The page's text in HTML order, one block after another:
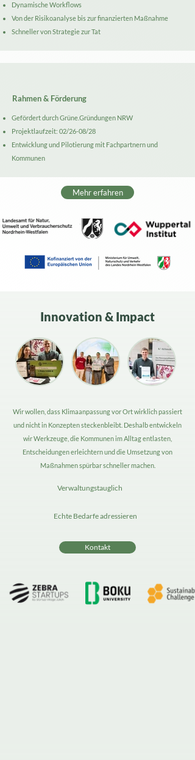
Dynamische Workflows
Von der Risikoanalyse bis zur finanzierten Maßnahme
Schneller von Strategie zur Tat
Rahmen & Förderung
​Gefördert durch Grüne.Gründungen NRW
Projektlaufzeit: 02/26-08/28
Entwicklung und Pilotierung mit Fachpartnern und
Kommunen
Mehr erfahren
Innovation & Impact
Wir wollen, dass Klimaanpassung vor Ort wirklich passiert
und nicht in Konzepten steckenbleibt. Deshalb entwickeln
wir Werkzeuge, die Kommunen im Alltag entlasten,
Entscheidungen erleichtern und die Umsetzung von
Maßnahmen spürbar schneller machen.
Verwaltungstauglich
Echte Bedarfe adressieren
Kontakt